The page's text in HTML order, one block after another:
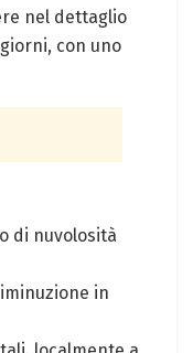
nel dettaglio
con uno
di nuvolosità
in